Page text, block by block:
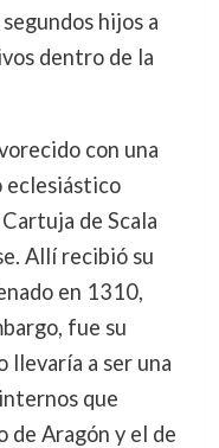
hijos a
dentro de la
con una
eclesiástico
de Scala
Allí recibió su
en 1310,
fue su
llevaría a ser una
que
de Aragón y el de